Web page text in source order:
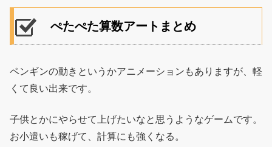
ぺたぺた算数アートまとめ
ペンギンの動きというかアニメーションもありますが、軽
くて良い出来です。
子供とかにやらせて上げたいなと思うようなゲームです。
お小遣いも稼げて、計算にも強くなる。